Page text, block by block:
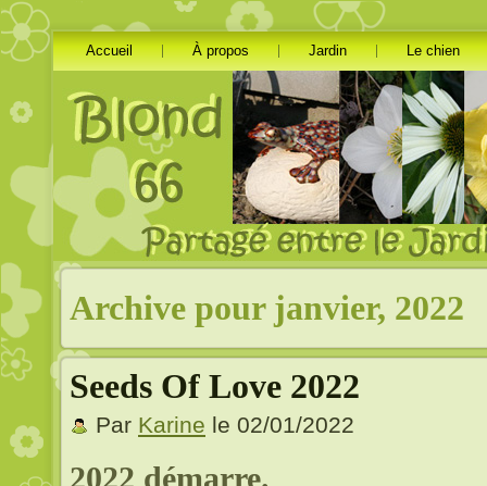
Accueil À propos Jardin Le chien
Archive pour janvier, 2022
Seeds Of Love 2022
Par Karine le 02/01/2022
2022 démarre.